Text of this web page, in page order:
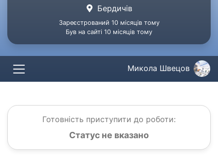
Бердичів
Зареєстрований 10 місяців тому
Був на сайті 10 місяців тому
Микола Швецов
Готовність приступити до роботи:
Статус не вказано